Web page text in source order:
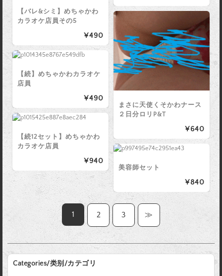
【バレ&シミ】めちゃかわ
カラオケ店員その5
¥490
まさに天使くそかわナース
２日分ロリP&T
¥640
【続】めちゃかわカラオケ
店員
¥490
【続12セット】めちゃかわ
カラオケ店員
¥940
美容師セット
¥840
1 2 3 ≫
Categories/类别/カテゴリ